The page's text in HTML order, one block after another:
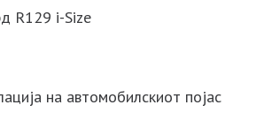
R129 i-Size
на автомобилскиот појас